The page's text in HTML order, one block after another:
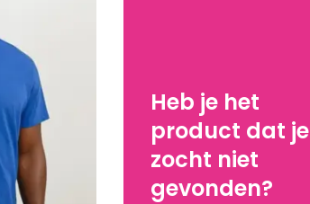
Heb je het
product dat je
zocht niet
gevonden?